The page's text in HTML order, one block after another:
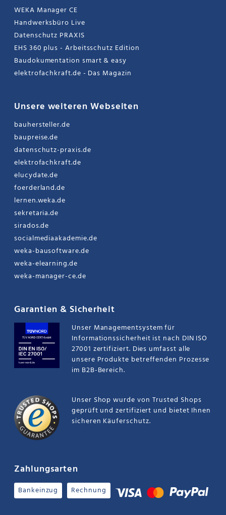
WEKA Manager CE
Handwerksbüro Live
Datenschutz PRAXIS
EHS 360 plus - Arbeitsschutz Edition
Baudokumentation smart & easy
elektrofachkraft.de - Das Magazin
Unsere weiteren Webseiten
bauhersteller.de
baupreise.de
datenschutz-praxis.de
elektrofachkraft.de
elucydate.de
foerderland.de
lernen.weka.de
sekretaria.de
sirados.de
socialmediaakademie.de
weka-bausoftware.de
weka-elearning.de
weka-manager-ce.de
Garantien & Sicherheit
Unser Managementsystem für
Informationssicherheit ist nach DIN ISO
27001 zertifiziert. Dies umfasst alle
unsere Produkte betreffenden Prozesse
im B2B-Bereich.
Unser Shop wurde von Trusted Shops
geprüft und zertifiziert und bietet Ihnen
sicheren Käuferschutz.
Zahlungsarten
Bankeinzug Rechnung